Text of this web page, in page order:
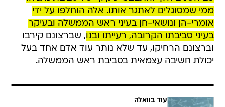
ממי שמסוגלים לאתגר אותו. אלה הוחלפו על ידי
אומרי-הן ונושאי-חן בעיני ראש הממשלה ובעיקר
בעיני סביבתו הקרובה, רעייתו ובנו, שברצונם קירבו
וברצונם הרחיקו, עד שלא נותר עוד אדם אחד בעל
יכולת חשיבה עצמאית בסביבת ראש הממשלה.
עוד בוואלה